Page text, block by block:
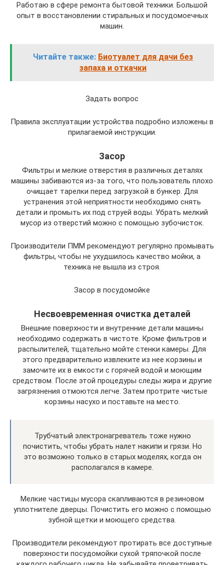
Работаю в сфере ремонта бытовой техники. Большой
опыт в восстановлении стиральных и посудомоечных
машин.
Читайте также: Биотуалет для дачи без
запаха и откачки
Задать вопрос
Правила эксплуатации устройства подробно изложены в
прилагаемой инструкции.
Засор
Фильтры и мелкие отверстия в различных деталях
машины забиваются из-за того, что пользователь плохо
очищает тарелки перед загрузкой в бункер. Для
устранения этой неприятности необходимо снять
детали и промыть их под струей воды. Убрать мелкий
мусор из отверстий можно с помощью зубочисток.
Производители ПММ рекомендуют регулярно промывать
фильтры, чтобы не ухудшилось качество мойки, а
техника не вышла из строя.
Засор в посудомойке
Несвоевременная очистка деталей
Внешние поверхности и внутренние детали машины
необходимо содержать в чистоте. Кроме фильтров и
распылителей, тщательно мойте стенки камеры. Для
этого предварительно извлеките из нее корзины и
замочите их в емкости с горячей водой и моющим
средством. После этой процедуры следы жира и другие
загрязнения отмоются легче. Затем протрите чистые
корзины насухо и поставьте на место.
Трубчатый электронагреватель тоже нужно
почистить, чтобы убрать налет накипи и грязи. Но
это возможно только в старых моделях, когда он
располагался в камере.
Мелкие частицы мусора скапливаются в резиновом
уплотнителе дверцы. Почистить его можно с помощью
зубной щетки и моющего средства.
Производители рекомендуют протирать все доступные
поверхности посудомойки сухой тряпочкой после